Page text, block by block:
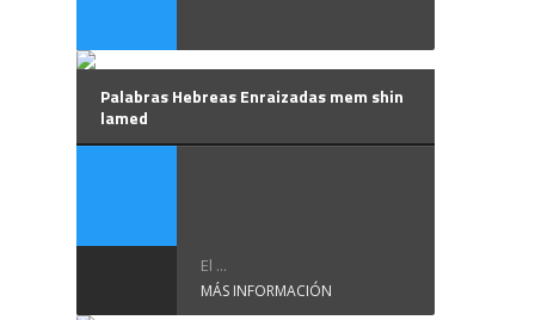
Palabras Hebreas Enraizadas mem shin
lamed
El ...
MÁS INFORMACIÓN